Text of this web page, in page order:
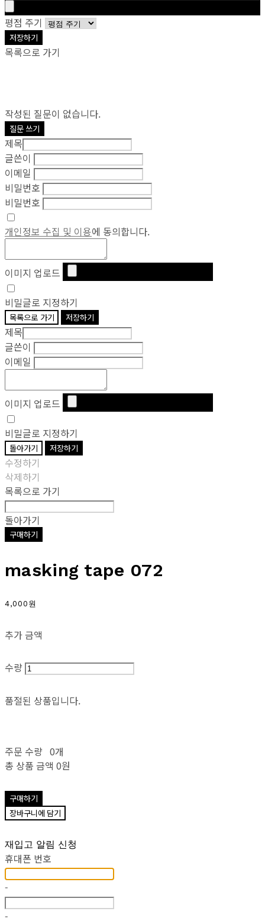
평점 주기
저장하기
목록으로 가기
작성된 질문이 없습니다.
질문 쓰기
제목
글쓴이
이메일
비밀번호
비밀번호
개인정보 수집 및 이용에 동의합니다.
이미지 업로드
비밀글로 지정하기
목록으로 가기 저장하기
제목
글쓴이
이메일
이미지 업로드
비밀글로 지정하기
돌아가기 저장하기
수정하기
삭제하기
목록으로 가기
돌아가기
구매하기
masking tape 072
4,000원
추가 금액
수량
품절된 상품입니다.
주문 수량 0개
총 상품 금액 0원
구매하기
장바구니에 담기
재입고 알림 신청
휴대폰 번호
-
-